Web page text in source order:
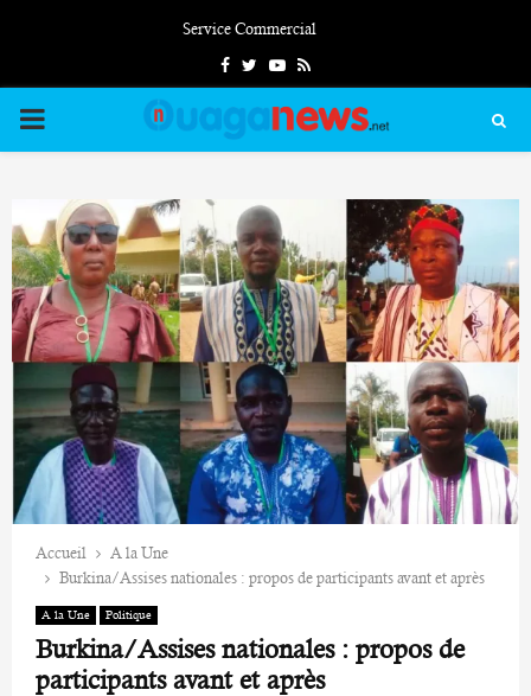
Service Commercial
FacebookTwitterYoutube
Rss
PRIMARY
Accueil
A la Une
Burkina/Assises nationales : propos de participants avant et après
A la Une Politique
Burkina/Assises nationales : propos de
participants avant et après